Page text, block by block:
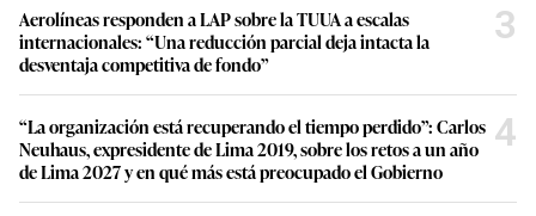
Aerolíneas responden a LAP sobre la TUUA a escalas
internacionales: “Una reducción parcial deja intacta la
desventaja competitiva de fondo”
3
“La organización está recuperando el tiempo perdido”: Carlos
Neuhaus, expresidente de Lima 2019, sobre los retos a un año
de Lima 2027 y en qué más está preocupado el Gobierno
4